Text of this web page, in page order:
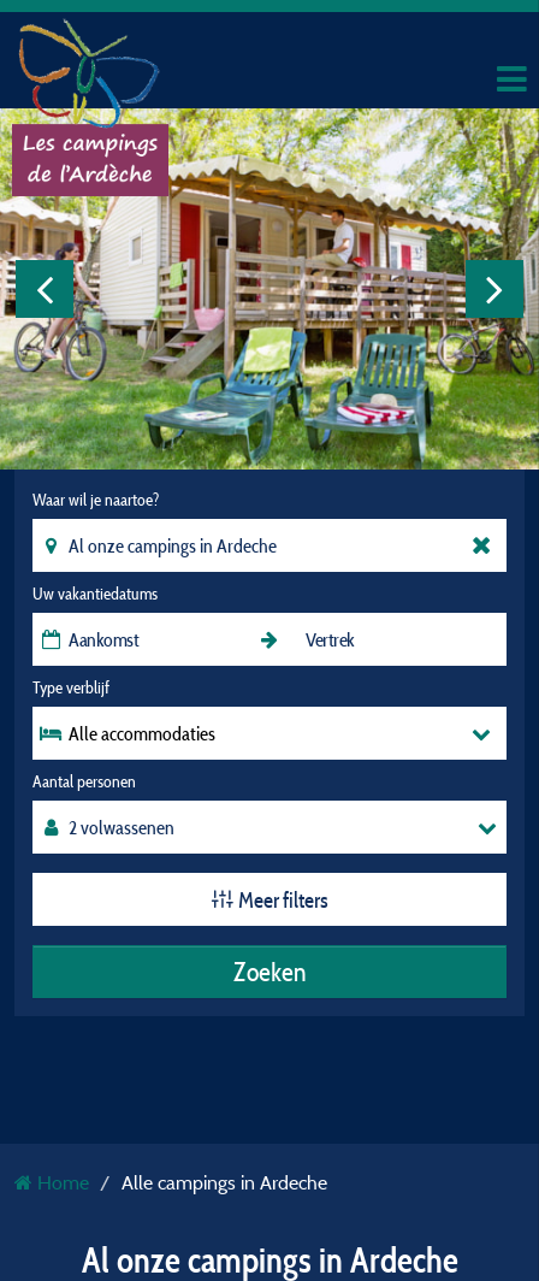
Waar wil je naartoe?
Uw vakantiedatums
Type verblijf
Alle accommodaties
Aantal personen
Zoeken
Meer filters
Home Alle campings in Ardeche
Al onze campings in Ardeche